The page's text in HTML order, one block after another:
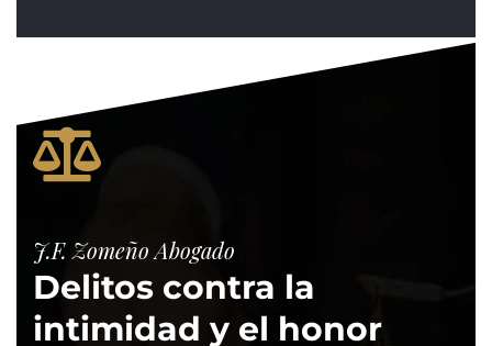
J.F. Zomeño Abogado
Delitos contra la
intimidad y el honor